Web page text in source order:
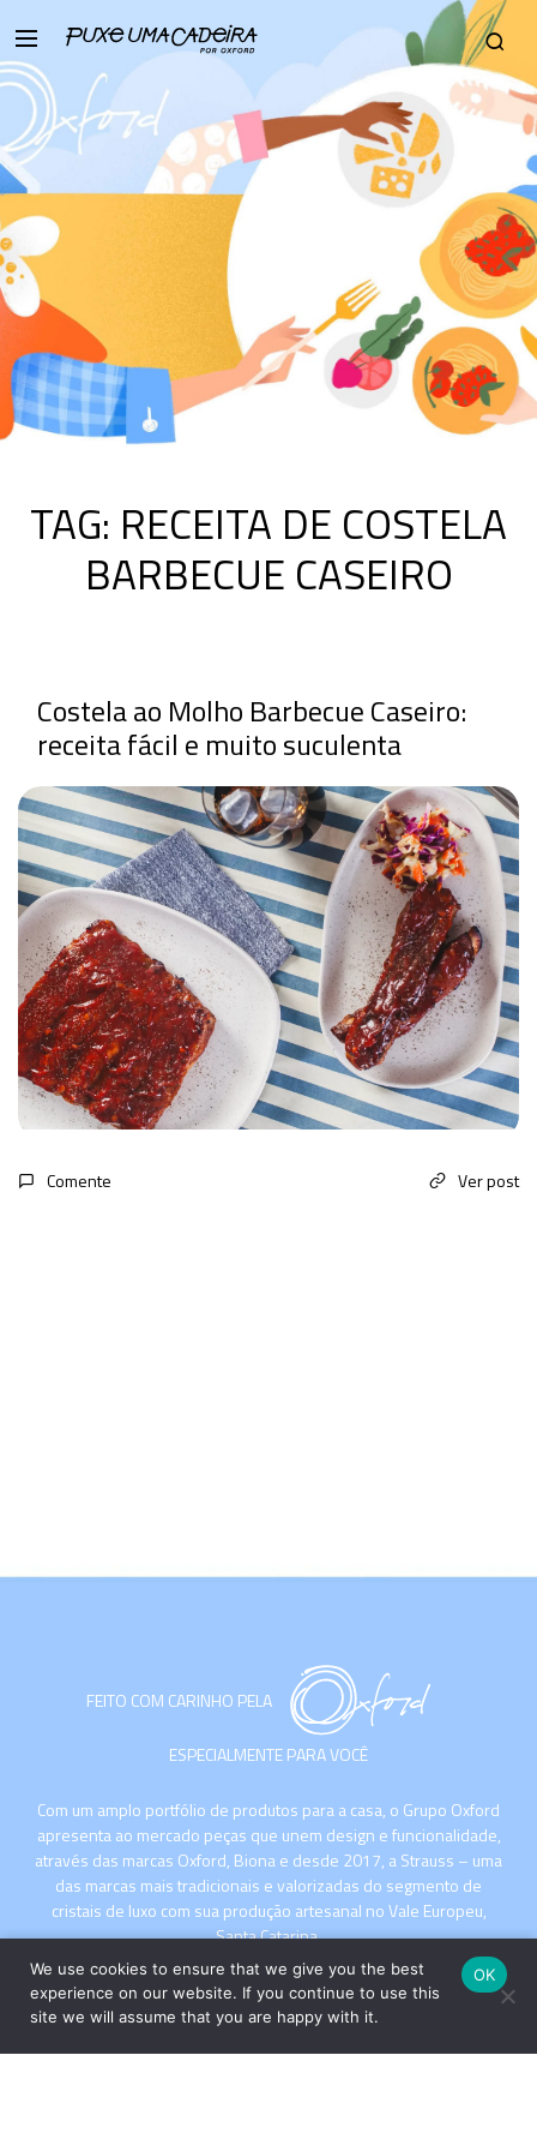
TAG: RECEITA DE COSTELA
BARBECUE CASEIRO
Costela ao Molho Barbecue Caseiro:
receita fácil e muito suculenta
Comente Ver post
FEITO COM CARINHO PELA
ESPECIALMENTE PARA VOCÊ
Com um amplo portfólio de produtos para a casa, o Grupo Oxford
apresenta ao mercado peças que unem design e funcionalidade,
através das marcas Oxford, Biona e desde 2017, a Strauss – uma
das marcas mais tradicionais e valorizadas do segmento de
cristais de luxo com sua produção artesanal no Vale Europeu,
Santa Catarina.
We use cookies to ensure that we give you the best
experience on our website. If you continue to use this
site we will assume that you are happy with it.
OK